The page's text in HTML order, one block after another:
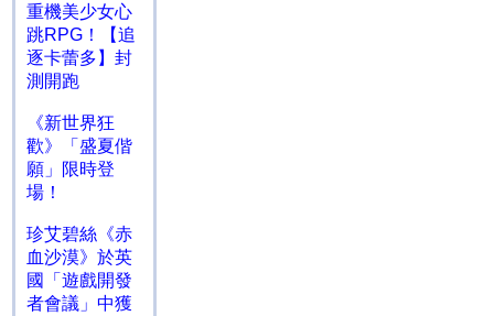
重機美少女心
跳RPG！【追
逐卡蕾多】封
測開跑
《新世界狂
歡》「盛夏偕
願」限時登
場！
珍艾碧絲《赤
血沙漠》於英
國「遊戲開發
者會議」中獲